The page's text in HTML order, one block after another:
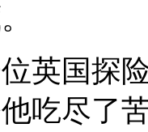
位英国探
吃尽了